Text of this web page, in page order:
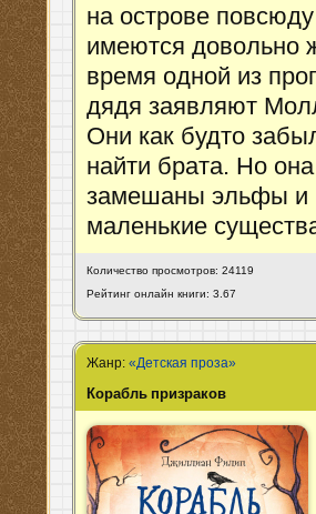
на острове
имеются довольно
время одной из
дядя заявляют
Они как будто
найти брата. Но
замешаны эльфы и
маленькие
Количество просмотров: 24119
Рейтинг онлайн книги: 3.67
Жанр:«Детская проза»
Корабль призраков